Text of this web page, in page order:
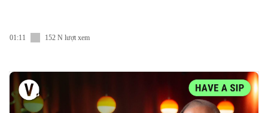
01:11 152 N lượt xem